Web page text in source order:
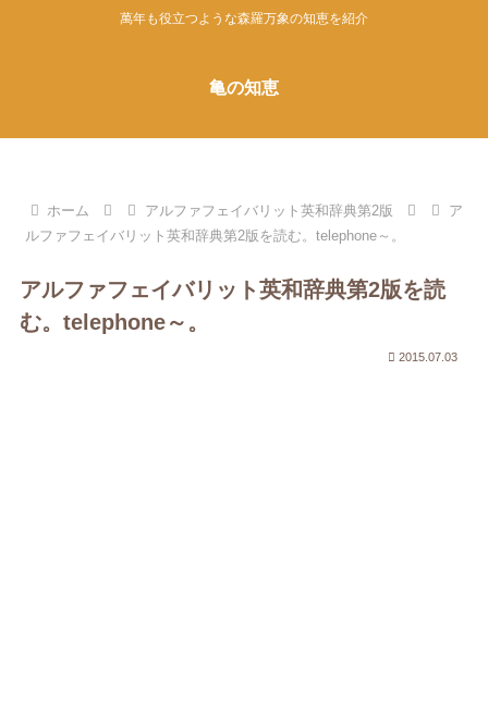
萬年も役立つような森羅万象の知恵を紹介
亀の知恵
ホーム アルファフェイバリット英和辞典第2版
ア
ルファフェイバリット英和辞典第2版を読む。telephone～。
アルファフェイバリット英和辞典第2版を読
む。telephone～。
2015.07.03